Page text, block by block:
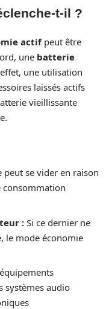
t-il ?
actifpeut être
une batterie
une utilisation
laissés actifs
vieillissante
peut se vider en raison
consommation
: Si ce dernier ne
le mode économie
systèmes audio